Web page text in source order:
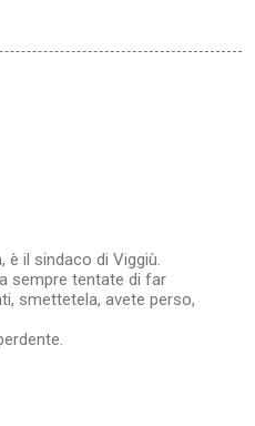
il sindaco di Viggiù.
sempre tentate di far
smettetela, avete perso,